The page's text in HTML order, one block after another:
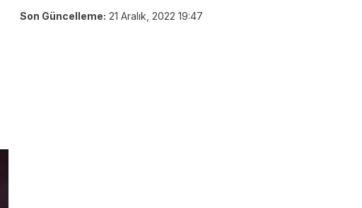
Son Güncelleme: 21 Aralık, 2022 19:47